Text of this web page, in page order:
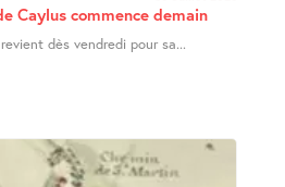
Caylus commence demain
dès vendredi pour sa...